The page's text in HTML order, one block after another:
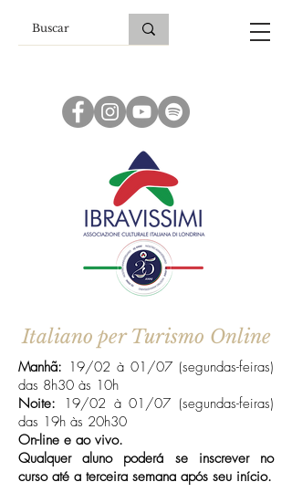
Italiano per Turismo Online
Manhã: 19/02 à 01/07 (segundas-feiras)
das 8h30 às 10h
Noite:
19/02 à 01/07 (segundas-feiras)
das 19h às 20h30
On-line e ao vivo.
Qualquer aluno poderá se inscrever no
curso até a terceira semana após seu início.